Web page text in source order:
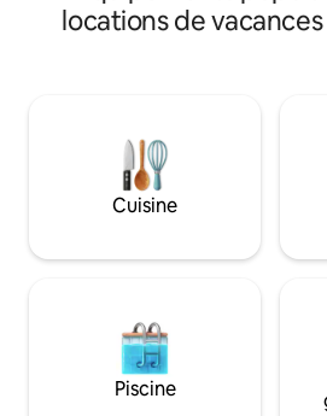
ornithologues, dans les Sky Islands
en biodiversité de l'Arizona, à 90
est le bienvenu pour profiter de
propriété spéciale ! En milieu rural,
LE LONG D'UNE ROUTE PRINCIPALE
DISTANCE DE MARCHE des
couples, les aventuriers en solo, les
locations de vacances
Cuisine
Piscine